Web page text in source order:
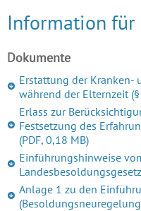
Information
Dokumente
Erstattung der Kranken-
während der Elternzeit
Erlass zur
Festsetzung des
(PDF, 0,18 MB)
Einführungshinweise
Landesbesoldungsgesetz
Anlage 1 zu den